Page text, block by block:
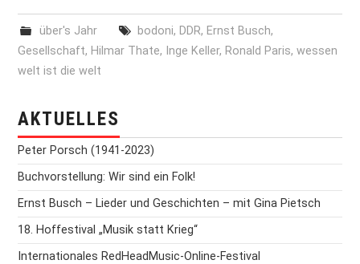
über's Jahr bodoni, DDR, Ernst Busch,
Gesellschaft, Hilmar Thate, Inge Keller, Ronald Paris,wessen
welt ist die welt
AKTUELLES
Peter Porsch (1941-2023)
Buchvorstellung: Wir sind ein Folk!
Ernst Busch – Lieder und Geschichten – mit Gina Pietsch
18. Hoffestival „Musik statt Krieg“
Internationales RedHeadMusic-Online-Festival